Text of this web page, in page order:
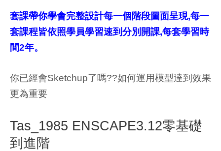
套課帶你學會完整設計每一個階段圖面呈現,每一
套課程皆依照學員學習速到分別開課,每套學習時
間2年。
你已經會Sketchup了嗎??如何運用模型達到效果
更為重要
Tas_1985 ENSCAPE3.12零基礎
到進階